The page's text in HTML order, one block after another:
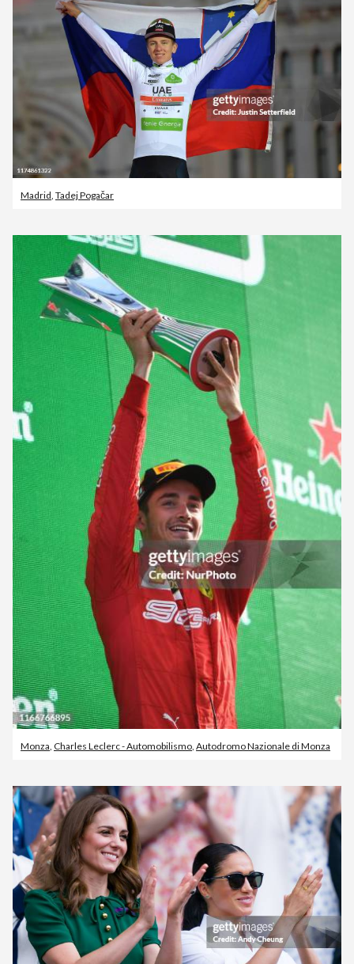
Madrid, Tadej Pogačar
Monza, Charles Leclerc - Automobilismo, Autodromo Nazionale di Monza